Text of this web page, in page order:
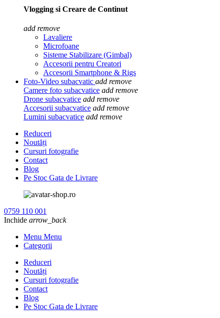
Vlogging si Creare de Continut
add remove
Lavaliere
Microfoane
Sisteme Stabilizare (Gimbal)
Accesorii pentru Creatori
Accesorii Smartphone & Rigs
Foto-Video subacvatic add remove
Camere foto subacvatice add remove
Drone subacvatice add remove
Accesorii subacvatice add remove
Lumini subacvatice add remove
Reduceri
Noutăți
Cursuri fotografie
Contact
Blog
Pe Stoc Gata de Livrare
0759 110 001
Inchide arrow_back
Menu Menu
Categorii
Reduceri
Noutăți
Cursuri fotografie
Contact
Blog
Pe Stoc Gata de Livrare